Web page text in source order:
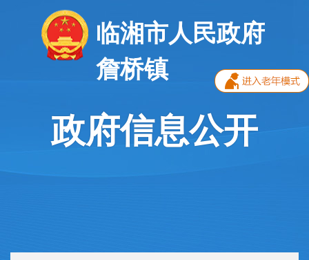
临湘市人民政府
詹桥镇
政府信息公开